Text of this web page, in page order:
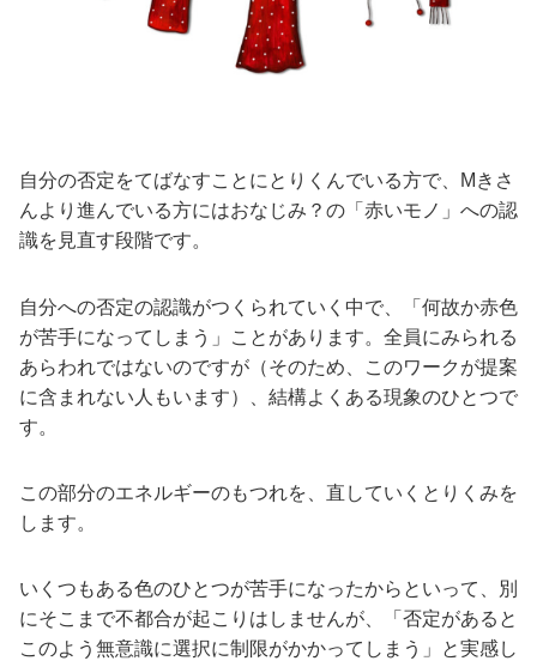
自分の否定をてばなすことにとりくんでいる方で、Mきさ
んより進んでいる方にはおなじみ？の「赤いモノ」への認
識を見直す段階です。
自分への否定の認識がつくられていく中で、「何故か赤色
が苦手になってしまう」ことがあります。全員にみられる
あらわれではないのですが（そのため、このワークが提案
に含まれない人もいます）、結構よくある現象のひとつで
す。
この部分のエネルギーのもつれを、直していくとりくみを
します。
いくつもある色のひとつが苦手になったからといって、別
にそこまで不都合が起こりはしませんが、「否定があると
このよう無意識に選択に制限がかかってしまう」と実感し